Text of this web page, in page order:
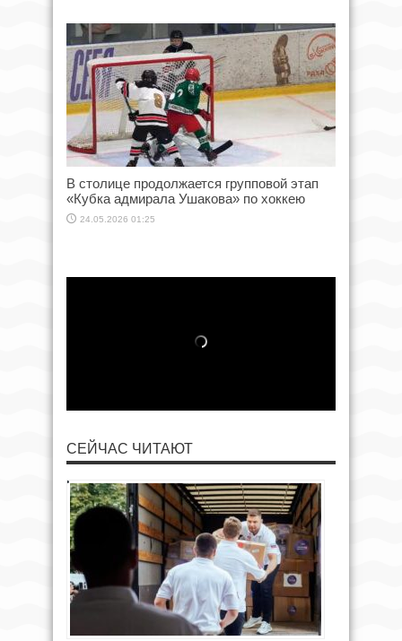
В столице продолжается групповой этап
«Кубка адмирала Ушакова» по хоккею
24.05.2026 01:25
СЕЙЧАС ЧИТАЮТ